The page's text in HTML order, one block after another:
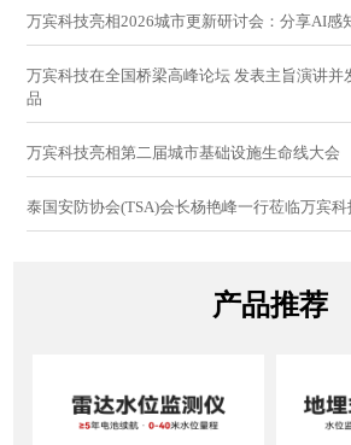
万宾科技亮相2026城市更新研讨会：分享AI感
万宾科技在全国桥梁高峰论坛 发表主旨演讲并
品
万宾科技亮相第二届城市基础设施生命线大会
泰国安防协会(TSA)会长杨艳峰一行莅临万宾
产品推荐